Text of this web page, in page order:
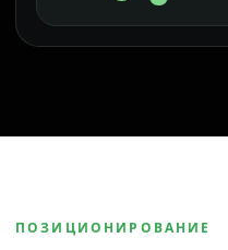
ПОЗИЦИОНИРОВАНИЕ